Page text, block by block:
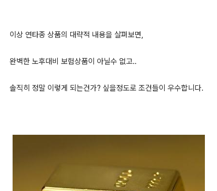
이상 연타종 상품의 대략적 내용을 살펴보면,
완벽한 노후대비 보험상품이 아닐수 없고..
솔직히 정말 이렇게 되는건가? 싶을정도로 조건들이 우수합니다.